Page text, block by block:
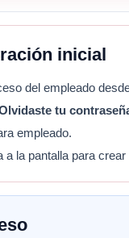
inicial
del empleado
tu
empleado.
la pantalla para